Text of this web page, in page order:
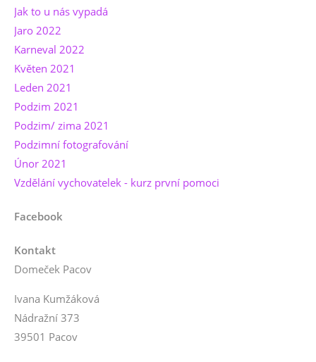
Jak to u nás vypadá
Jaro 2022
Karneval 2022
Květen 2021
Leden 2021
Podzim 2021
Podzim/ zima 2021
Podzimní fotografování
Únor 2021
Vzdělání vychovatelek - kurz první pomoci
Facebook
Kontakt
Domeček Pacov
Ivana Kumžáková
Nádražní 373
39501 Pacov